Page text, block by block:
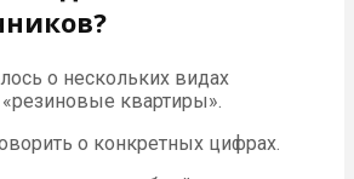
о нескольких видах
«резиновые квартиры».
о конкретных цифрах.